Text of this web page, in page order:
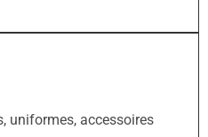
uniformes, accessoires